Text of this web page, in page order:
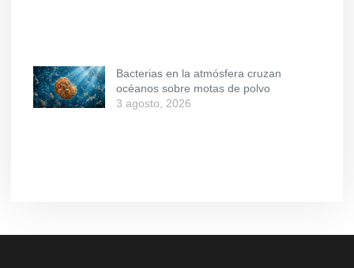
Bacterias en la atmósfera cruzan
océanos sobre motas de polvo
3 agosto, 2026